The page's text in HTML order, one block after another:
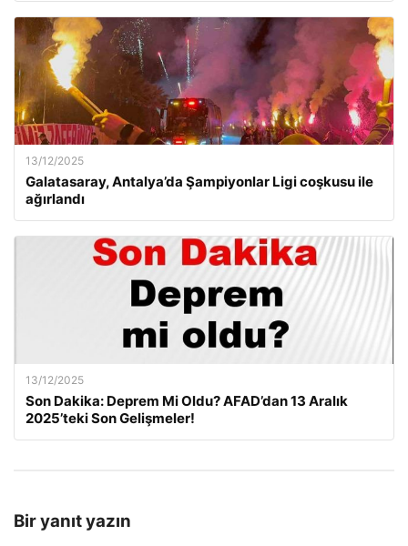
13/12/2025
Galatasaray, Antalya’da Şampiyonlar Ligi coşkusu ile
ağırlandı
13/12/2025
Son Dakika: Deprem Mi Oldu? AFAD’dan 13 Aralık
2025’teki Son Gelişmeler!
Bir yanıt yazın